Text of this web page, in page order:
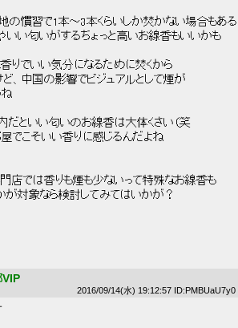
の慣習で1本～3本くらいしか焚かない場合もあ
いい匂いがするちょっと高いお線香もいいかも
りでいい気分になるために焚くから
、中国の影響でビジュアルとして煙が
ね
だといい匂いのお線香は大体くさい（笑
でこそいい香りに感じるんだよね
店では香りも煙も少ないって特殊なお線香も
が対象なら検討してみてはいかが？
2016/09/14(水) 19:12:57 ID:PMBUaU7y0